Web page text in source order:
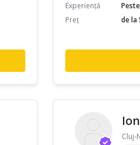
Experiență
Preț
de la
Cluj-